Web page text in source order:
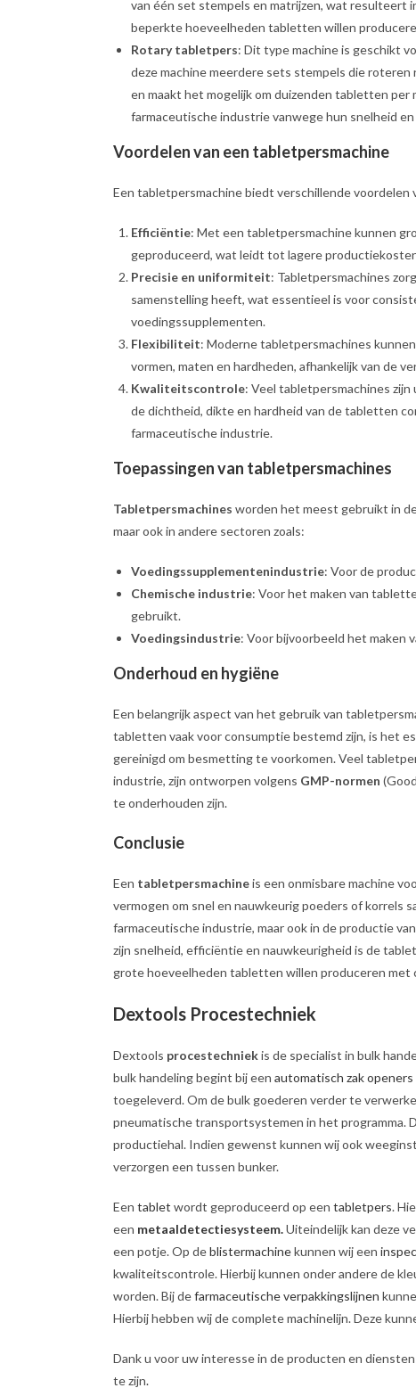
van één set stempels en matrijzen, wat resulteert
beperkte hoeveelheden tabletten willen
Rotary tabletpers: Dit type machine is geschikt
deze machine meerdere sets stempels die
en maakt het mogelijk om duizenden tabletten
farmaceutische industrie vanwege hun snelheid
Voordelen van een tabletpersmachine
Een tabletpersmachine biedt verschillende
Efficiëntie: Met een tabletpersmachine kunnen
geproduceerd, wat leidt tot lagere
Precisie en uniformiteit: Tabletpersmachines
samenstelling heeft, wat essentieel is voor
voedingssupplementen.
Flexibiliteit: Moderne tabletpersmachines
vormen, maten en hardheden, afhankelijk van de
Kwaliteitscontrole: Veel tabletpersmachines
de dichtheid, dikte en hardheid van de tabletten
farmaceutische industrie.
Toepassingen van tabletpersmachines
Tabletpersmachines worden het meest gebruikt in
maar ook in andere sectoren zoals:
Voedingssupplementenindustrie: Voor de
Chemische industrie: Voor het maken van
gebruikt.
Voedingsindustrie: Voor bijvoorbeeld het maken
Onderhoud en hygiëne
Een belangrijk aspect van het gebruik van
tabletten vaak voor consumptie bestemd zijn, is het
gereinigd om besmetting te voorkomen. Veel
industrie, zijn ontworpen volgens GMP-normen
te onderhouden zijn.
Conclusie
Een tabletpersmachineis een onmisbare machine
vermogen om snel en nauwkeurig poeders of
farmaceutische industrie, maar ook in de productie
zijn snelheid, efficiëntie en nauwkeurigheid is de
grote hoeveelheden tabletten willen produceren
Dextools Procestechniek
Dextools procestechniekis de specialist in bulk
bulk handeling begint bij een automatisch zak openers
toegeleverd. Om de bulk goederen verder te
pneumatische transportsystemen in het programma.
productiehal. Indien gewenst kunnen wij ook
verzorgen een tussen bunker.
Een tablet wordt geproduceerd op een tabletpers.
een metaaldetectiesysteem.Uiteindelijk kan deze
een potje. Op deblistermachinekunnen wij een
kwaliteitscontrole. Hierbij kunnen onder andere de
worden. Bij defarmaceutische verpakkingslijnen
Hierbij hebben wij de complete machinelijn. Deze
Dank u voor uw interesse in de producten en
te zijn.